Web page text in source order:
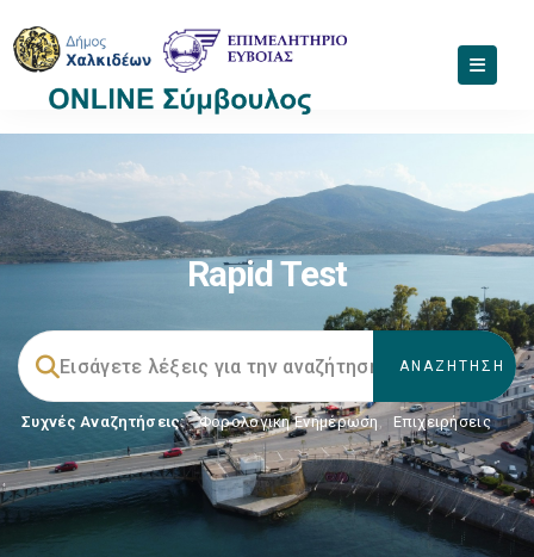
Rapid Test
Συχνές Αναζητήσεις: Φορολογικη Ενημέρωση, Επιχειρήσεις